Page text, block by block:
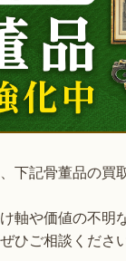
下記骨董品の買
軸や価値の不明
ひご相談くださ